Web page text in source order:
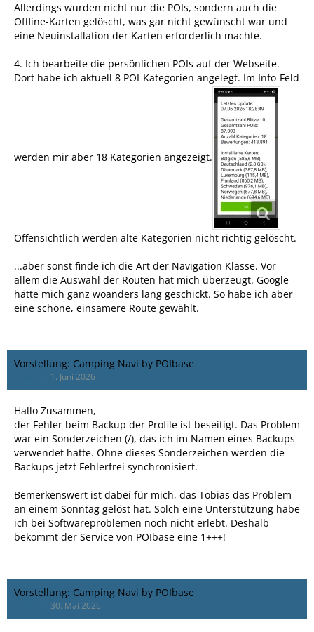
Allerdings wurden nicht nur die POIs, sondern auch die
Offline-Karten gelöscht, was gar nicht gewünscht war und
eine Neuinstallation der Karten erforderlich machte.
4. Ich bearbeite die persönlichen POIs auf der Webseite.
Dort habe ich aktuell 8 POI-Kategorien angelegt. Im Info-Feld
werden mir aber 18 Kategorien angezeigt.
Offensichtlich werden alte Kategorien nicht richtig gelöscht.
...aber sonst finde ich die Art der Navigation Klasse. Vor
allem die Auswahl der Routen hat mich überzeugt. Google
hätte mich ganz woanders lang geschickt. So habe ich aber
eine schöne, einsamere Route gewählt.
Vorstellung: Camping Navi by POIbase
1. Juni 2026
Hallo Zusammen,
der Fehler beim Backup der Profile ist beseitigt. Das Problem
war ein Sonderzeichen (/), das ich im Namen eines Backups
verwendet hatte. Ohne dieses Sonderzeichen werden die
Backups jetzt Fehlerfrei synchronisiert.
Bemerkenswert ist dabei für mich, das Tobias das Problem
an einem Sonntag gelöst hat. Solch eine Unterstützung habe
ich bei Softwareproblemen noch nicht erlebt. Deshalb
bekommt der Service von POIbase eine 1+++!
Vorstellung: Camping Navi by POIbase
30. Mai 2026